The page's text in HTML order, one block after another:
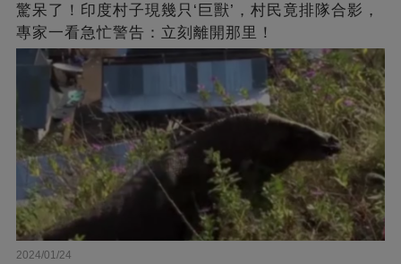
驚呆了！印度村子現幾只‘巨獸’，村民竟排隊合影，
專家一看急忙警告：立刻離開那里！
2024/01/24